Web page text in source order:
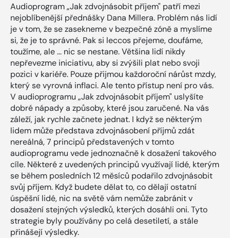
Audioprogram „Jak zdvojnásobit příjem" patří mezi
nejoblíbenější přednášky Dana Millera. Problém nás lidí
je v tom, že se zasekneme v bezpečné zóně a myslíme
si, že je to správné. Pak si leccos přejeme, doufáme,
toužíme, ale ... nic se nestane. Většina lidí nikdy
nepřevezme iniciativu, aby si zvýšili plat nebo svoji
pozici v kariéře. Pouze přijmou každoroční nárůst mzdy,
který se vyrovná inflaci. Ale tento přístup není pro vás.
V audioprogramu „Jak zdvojnásobit příjem" uslyšíte
dobré nápady a způsoby, které jsou zaručené. Na vás
záleží, jak rychle začnete jednat. I když se některým
lidem může představa zdvojnásobení příjmů zdát
nereálná, 7 principů představených v tomto
audioprogramu vede jednoznačně k dosažení takového
cíle. Některé z uvedených principů využívají lidé, kterým
se během posledních 12 měsíců podařilo zdvojnásobit
svůj příjem. Když budete dělat to, co dělají ostatní
úspěšní lidé, nic na světě vám nemůže zabránit v
dosažení stejných výsledků, kterých dosáhli oni. Tyto
strategie byly používány po celá desetiletí, a stále
přinášejí výsledky.